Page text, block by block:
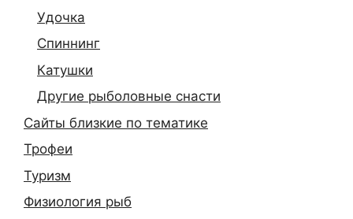
Удочка
Спиннинг
Катушки
Другие рыболовные снасти
Сайты близкие по тематике
Трофеи
Туризм
Физиология рыб